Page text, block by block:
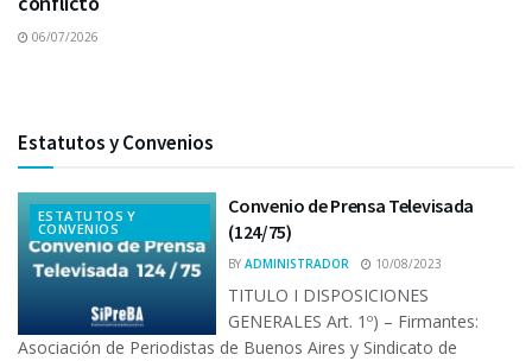
06/07/2026
Estatutos y Convenios
ESTATUTOS Y
CONVENIOS
Convenio de Prensa Televisada
(124/75)
BY ADMINISTRADOR 10/08/2023
TITULO I DISPOSICIONES
GENERALES Art. 1º) – Firmantes:
Asociación de Periodistas de Buenos Aires y Sindicato de